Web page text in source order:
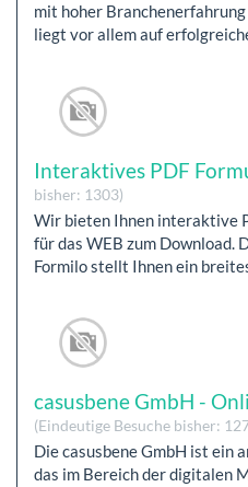
mit hoher
liegt vor allem auf
Interaktives PDF
bisher: 1303)
Wir bieten Ihnen interaktive
für das WEB zum Download.
Formilo stellt Ihnen ein
casusbene GmbH -
(Eindeutige Besuche bisher:
Die casusbene GmbH ist ein
das im Bereich der digitalen